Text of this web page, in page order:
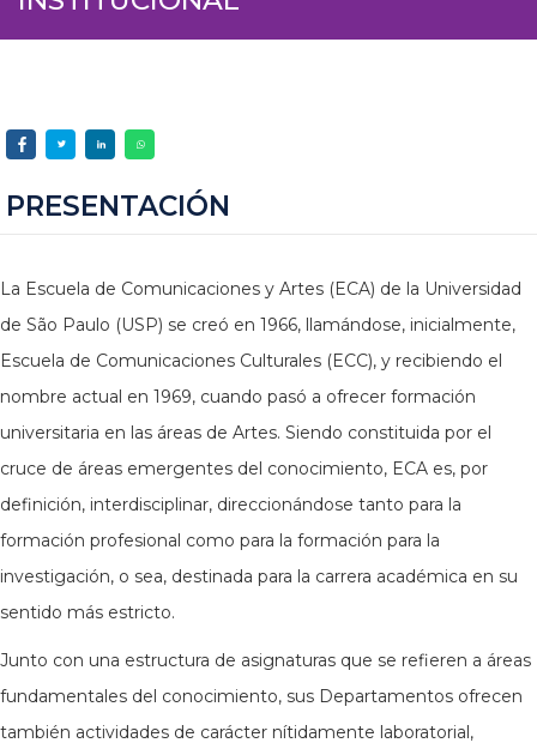
PRESENTACIÓN
La Escuela de Comunicaciones y Artes (ECA) de la Universidad
de São Paulo (USP) se creó en 1966, llamándose, inicialmente,
Escuela de Comunicaciones Culturales (ECC), y recibiendo el
nombre actual en 1969, cuando pasó a ofrecer formación
universitaria en las áreas de Artes. Siendo constituida por el
cruce de áreas emergentes del conocimiento, ECA es, por
definición, interdisciplinar, direccionándose tanto para la
formación profesional como para la formación para la
investigación, o sea, destinada para la carrera académica en su
sentido más estricto.
Junto con una estructura de asignaturas que se refieren a áreas
fundamentales del conocimiento, sus Departamentos ofrecen
también actividades de carácter nítidamente laboratorial,